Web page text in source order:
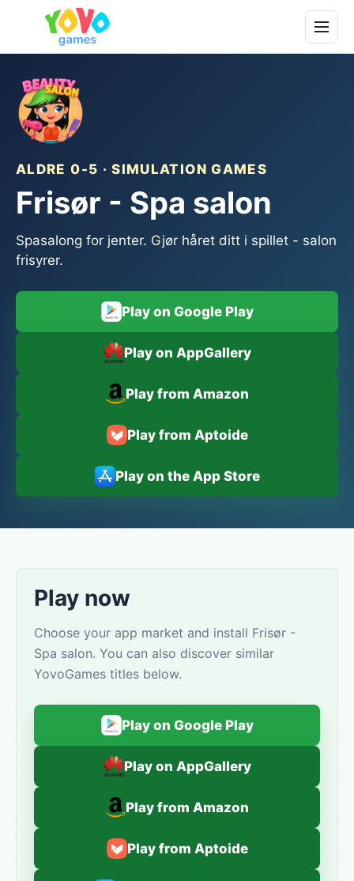
ALDRE 0-5 · SIMULATION GAMES
Frisør - Spa salon
Spasalong for jenter. Gjør håret ditt i spillet - salon
frisyrer.
Play on Google Play
Play on AppGallery
Play from Amazon
Play from Aptoide
Play on the App Store
Play now
Choose your app market and install Frisør -
Spa salon. You can also discover similar
YovoGames titles below.
Play on Google Play
Play on AppGallery
Play from Amazon
Play from Aptoide